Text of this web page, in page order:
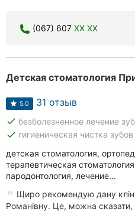
(067) 607 XX XX
Детская стоматология
5.0 31 отзыв
done безболезненное лечение
done гигиеническая чистка зубов
детская стоматология,
терапевтическая
пародонтология, лечение...
Щиро рекомендую дану
Романівну. Це, можна сказати,